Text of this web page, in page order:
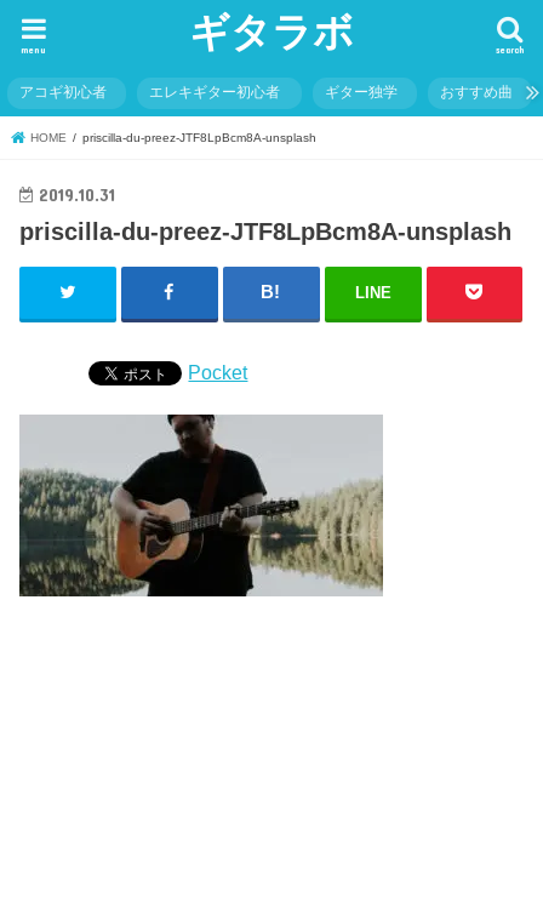
ギタラボ search
menu
アコギ初心者 エレキギター初心者 ギター独学 おすすめ曲
HOME priscilla-du-preez-JTF8LpBcm8A-unsplash
2019.10.31
priscilla-du-preez-JTF8LpBcm8A-unsplash
LINE
Pocket